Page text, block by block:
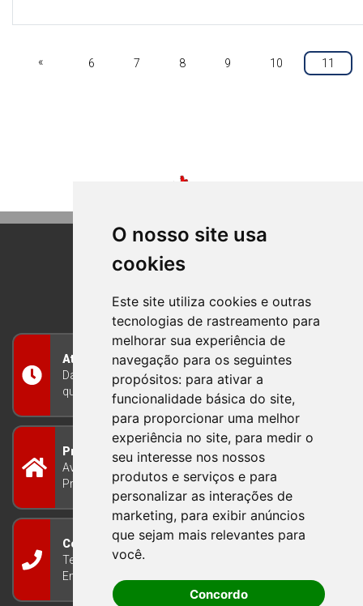
O nosso site usa
cookies
Este site utiliza cookies e outras
tecnologias de rastreamento para
melhorar sua experiência de
navegação para os seguintes
propósitos: para ativar a
funcionalidade básica do site,
para proporcionar uma melhor
experiência no site, para medir o
seu interesse nos nossos
produtos e serviços e para
personalizar as interações de
marketing, para exibir anúncios
que sejam mais relevantes para
você.
Concordo
« 6 7 8 9 10 11
BOM PRINCIPIO
RIO GRANDE DO SUL
Atendimento
Das 8h às 12h e das 13h às 17h30, de segunda a
quinta-feira, e nas sextas-feiras das 7h às 13h
Prefeitura Municipal
Avenida Guilherme Winter 65 - Centro Bom
Princípio/RS - Brasil CEP 95765-000
Contato
Telefone: (51) 3634-8100
Email: